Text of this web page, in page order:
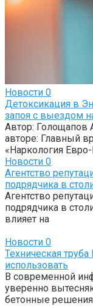
Новости 0
Детоксикация в
запоя с выездом
Автор: Голощапов
авторе: Главный
«Наркология
Новости 0
Агентство
подрядчика в
Агентство
подрядчика в
влияет на
Новости 0
Техническая
использовать
В современной
уверенно
бетонные